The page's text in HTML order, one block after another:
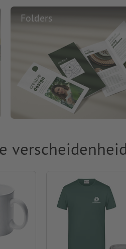
Folders